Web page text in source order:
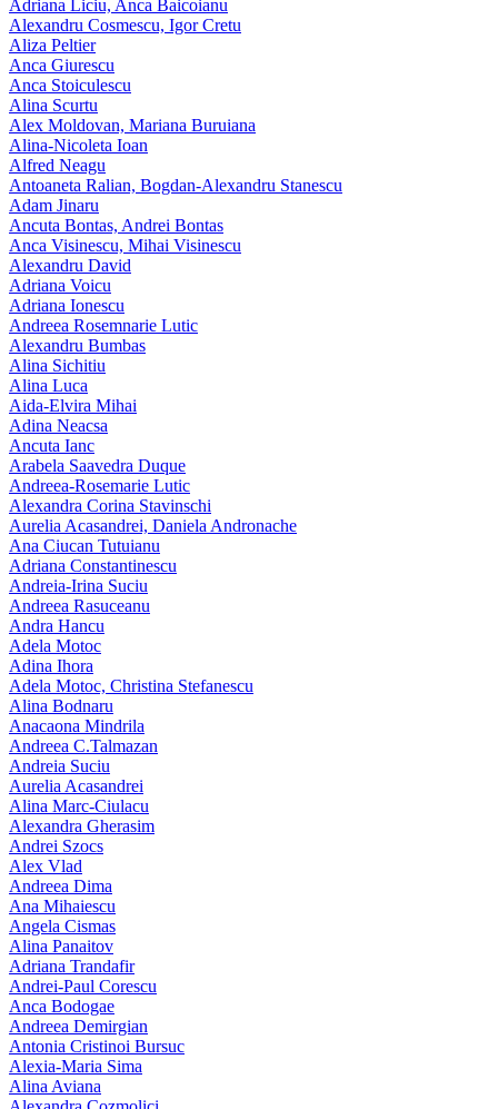
Adriana Liciu, Anca Baicoianu
Alexandru Cosmescu, Igor Cretu
Aliza Peltier
Anca Giurescu
Anca Stoiculescu
Alina Scurtu
Alex Moldovan, Mariana Buruiana
Alina-Nicoleta Ioan
Alfred Neagu
Antoaneta Ralian, Bogdan-Alexandru Stanescu
Adam Jinaru
Ancuta Bontas, Andrei Bontas
Anca Visinescu, Mihai Visinescu
Alexandru David
Adriana Voicu
Adriana Ionescu
Andreea Rosemnarie Lutic
Alexandru Bumbas
Alina Sichitiu
Alina Luca
Aida-Elvira Mihai
Adina Neacsa
Ancuta Ianc
Arabela Saavedra Duque
Andreea-Rosemarie Lutic
Alexandra Corina Stavinschi
Aurelia Acasandrei, Daniela Andronache
Ana Ciucan Tutuianu
Adriana Constantinescu
Andreia-Irina Suciu
Andreea Rasuceanu
Andra Hancu
Adela Motoc
Adina Ihora
Adela Motoc, Christina Stefanescu
Alina Bodnaru
Anacaona Mindrila
Andreea C.Talmazan
Andreia Suciu
Aurelia Acasandrei
Alina Marc-Ciulacu
Alexandra Gherasim
Andrei Szocs
Alex Vlad
Andreea Dima
Ana Mihaiescu
Angela Cismas
Alina Panaitov
Adriana Trandafir
Andrei-Paul Corescu
Anca Bodogae
Andreea Demirgian
Antonia Cristinoi Bursuc
Alexia-Maria Sima
Alina Aviana